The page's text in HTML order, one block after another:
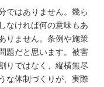
ではありません。幾ら
なければ何の意味もあ
りません。条例や施策
題だと思います。被害
りではなく、縦横無尽
な体制づくりが、実際